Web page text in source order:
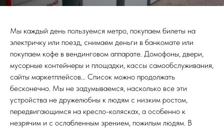
Мы каждый день пользуемся метро, покупаем билеты на
электричку или поезд, снимаем деньги в банкомате или
покупаем кофе в вендинговом аппарате. Домофоны, двери,
мусорные контейнеры и площадки, кассы самообслуживания,
сайты маркетплейсов… Список можно продолжать
бесконечно. Мы не задумываемся, насколько все эти
устройства не дружелюбны к людям с низким ростом,
передвигающимся на кресло-колясках, а особенно к
незрячим и с ослабленным зрением, пожилым людям. В